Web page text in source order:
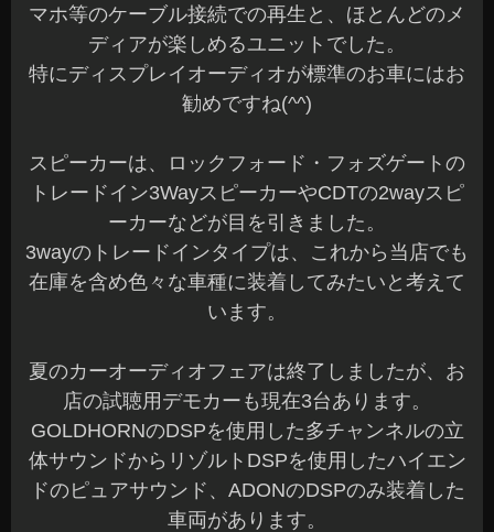
マホ等のケーブル接続での再生と、ほとんどのメ
ディアが楽しめるユニットでした。
特にディスプレイオーディオが標準のお車にはお
勧めですね(^^)
スピーカーは、ロックフォード・フォズゲートの
トレードイン3WayスピーカーやCDTの2wayスピ
ーカーなどが目を引きました。
3wayのトレードインタイプは、これから当店でも
在庫を含め色々な車種に装着してみたいと考えて
います。
夏のカーオーディオフェアは終了しましたが、お
店の試聴用デモカーも現在3台あります。
GOLDHORNのDSPを使用した多チャンネルの立
体サウンドからリゾルトDSPを使用したハイエン
ドのピュアサウンド、ADONのDSPのみ装着した
車両があります。